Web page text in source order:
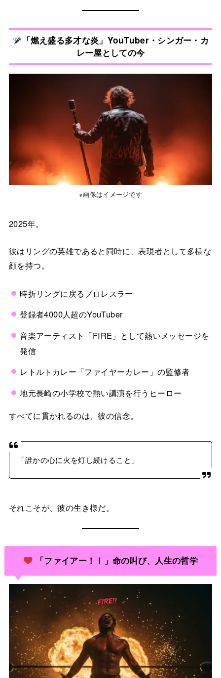
「燃え盛る多才な炎」YouTuber・シンガー・カ
レー屋としての今
※画像はイメージです
2025年。
彼はリングの英雄であると同時に、表現者として多様な
顔を持つ。
時折リングに戻るプロレスラー
登録者4000人超のYouTuber
音楽アーティスト「FIRE」として熱いメッセージを
発信
レトルトカレー「ファイヤーカレー」の監修者
地元長崎の小学校で熱い講演を行うヒーロー
すべてに貫かれるのは、彼の信念。
「誰かの心に火を灯し続けること」
それこそが、彼の生き様だ。
「ファイアー！！」命の叫び、人生の哲学